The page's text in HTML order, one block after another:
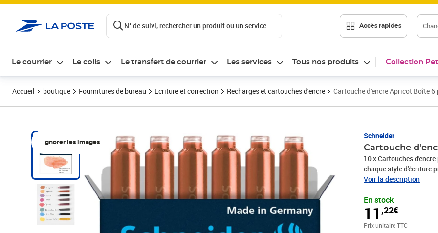
N° de suivi, rechercher un produit ou un service .... Accès rapides
Le courrier Le colis Le transfert de courrier Les services Tous nos produits Collection
Accueil boutique Fournitures de bureau Ecriture et correction Recharges et cartouches d'encre Cartouche d'encre Apricot Boîte 6
Ignorer les images
Schneider
Cartouche
10 x Cartouches
chaque style d'écriture
Convient aux produits
NON CONTRACTUELLES
Voir la description
En stock
11,22€
Prix 11,22€
Prix unitaire TTC